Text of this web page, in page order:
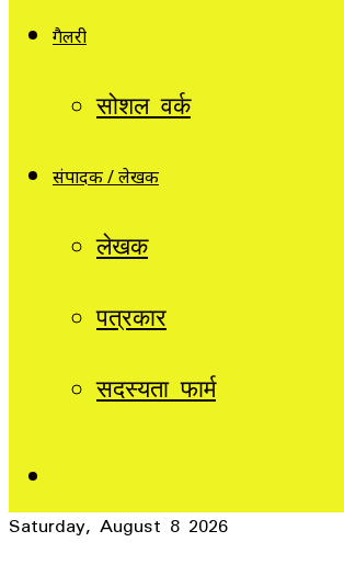
गैलरी
सोशल वर्क
संपादक / लेखक
लेखक
पत्रकार
सदस्यता फार्म
Saturday, August 8 2026